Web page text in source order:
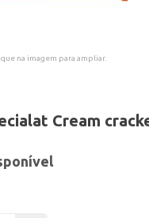
na imagem para ampliar.
Cream